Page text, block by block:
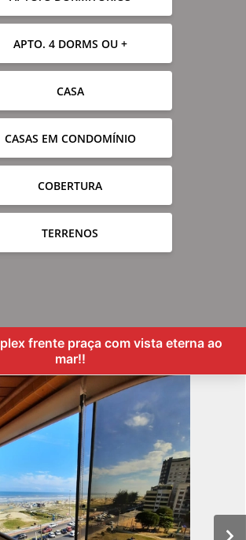
APTO. 4 DORMS OU +
CASA
CASAS EM CONDOMÍNIO
COBERTURA
TERRENOS
frente praça com vista eterna ao
mar!!